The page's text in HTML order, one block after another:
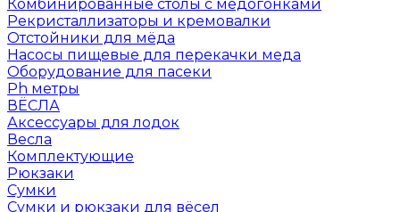
Комбинированные столы с медогонками
Рекристаллизаторы и кремовалки
Отстойники для мёда
Насосы пищевые для перекачки меда
Оборудование для пасеки
Ph метры
ВЁСЛА
Аксессуары для лодок
Весла
Комплектующие
Рюкзаки
Сумки
Сумки и рюкзаки для вёсел